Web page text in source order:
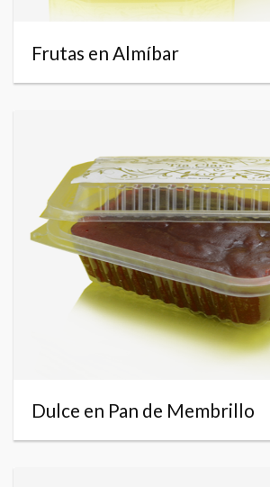
Frutas en Almíbar
Dulce en Pan de Membrillo